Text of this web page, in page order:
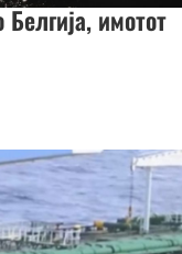
имотот